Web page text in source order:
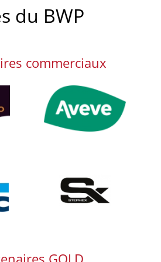
du BWP
commerciaux
Afbeelding
GOLD